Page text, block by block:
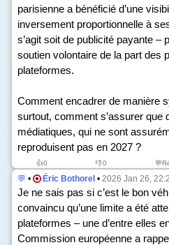
parisienne a bénéficié d’une
inversement proportionnelle à
s’agit soit de publicité payante –
soutien volontaire de la part des
plateformes.
Comment encadrer de manière
surtout, comment s’assurer que
médiatiques, qui ne sont
reproduisent pas en 2027 ?
👍0 👎0
💬 • Éric Bothorel • 2026 Jan 26,
Je ne sais pas si c’est le bon
convaincu qu’une limite a été
plateformes – une d’entre elles
Commission européenne a